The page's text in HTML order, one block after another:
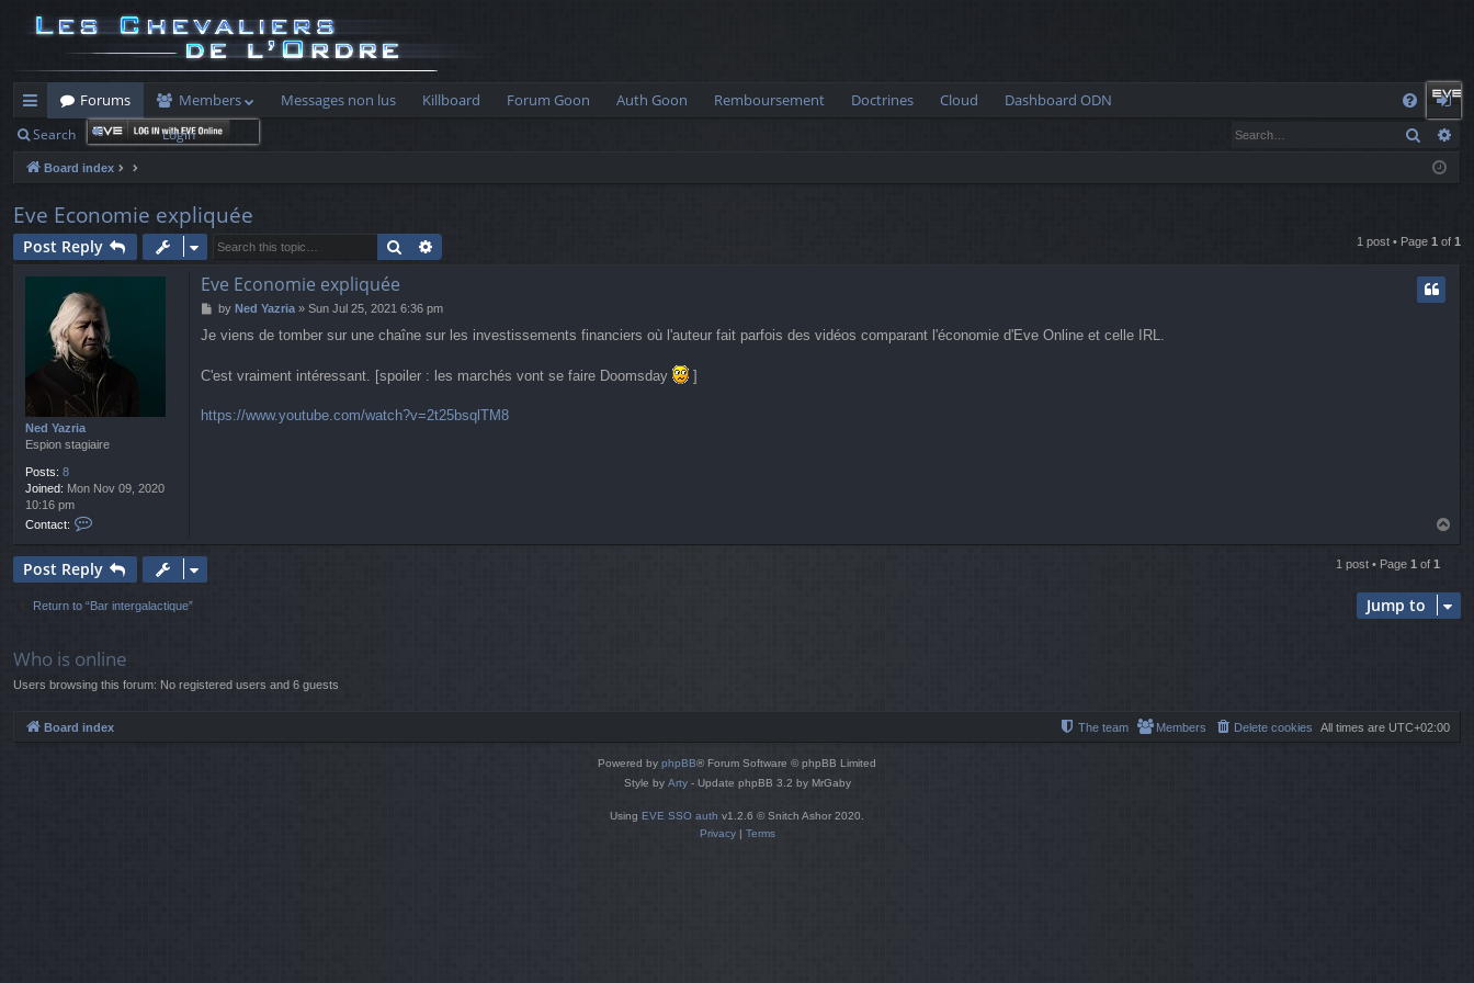
ui
ck
lin
ks
Forums Members Messages non lus Killboard Forum Goon Auth Goon Remboursement Doctrines Cloud
Dashboard ODN
FA
og
in
Search Login Search
Board index
Eve Economie expliquée
Post Reply Search 1 post • Page 1 of 1
Ned Yazria
Espion stagiaire
Posts: 8
Joined: Mon Nov 09, 2020
10:16 pm
Contact:
t
a
c
e
d
Y
r
Eve Economie expliquée
P
s
by Ned Yazria» Sun Jul 25, 2021 6:36 pm
Je viens de tomber sur une chaîne sur les investissements financiers où l'auteur fait parfois des vidéos comparant l'économie d'Eve Online et celle IRL.
C'est vraiment intéressant. [spoiler : les marchés vont se faire Doomsday ]
https://www.youtube.com/watch?v=2t25bsqlTM8
o
Post Reply 1 post • Page 1 of 1
Return to “Bar intergalactique” Jump to
Who is online
Users browsing this forum: No registered users and 6 guests
Board index All times are UTC+02:00
Delete cookies
Members
The team
Powered by phpBB® Forum Software © phpBB Limited
Style by Arty- Update phpBB 3.2 by MrGaby
Using EVE SSO auth v1.2.6 © Snitch Ashor 2020.
Privacy| Terms